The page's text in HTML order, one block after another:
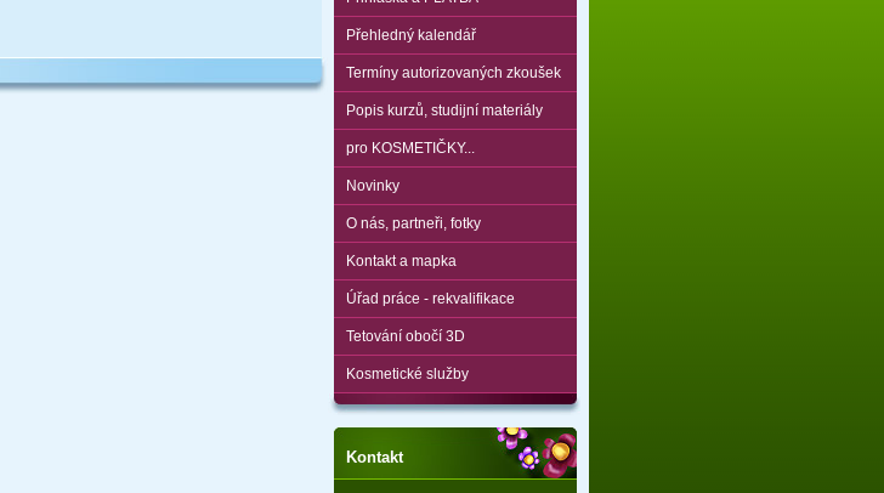
Přehledný kalendář
Termíny autorizovaných zkoušek
Popis kurzů, studijní materiály
pro KOSMETIČKY...
Novinky
O nás, partneři, fotky
Kontakt a mapka
Úřad práce - rekvalifikace
Tetování obočí 3D
Kosmetické služby
Kontakt